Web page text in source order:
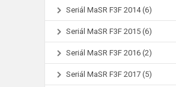
Seriál MaSR F3F 2014(6)
Seriál MaSR F3F 2015 (6)
Seriál MaSR F3F 2016 (2)
Seriál MaSR F3F 2017 (5)